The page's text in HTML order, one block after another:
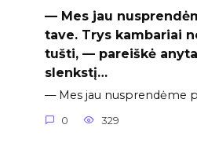
— Mes jau
tave. Trys kambariai
tušti, — pareiškė
slenkstį…
— Mes jau nusprendėme
0 329